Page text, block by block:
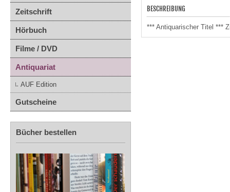
Zeitschrift
Hörbuch
Filme / DVD
Antiquariat
AUF Edition
Gutscheine
Bücher bestellen
BESCHREIBUNG
*** Antiquarischer Titel ***